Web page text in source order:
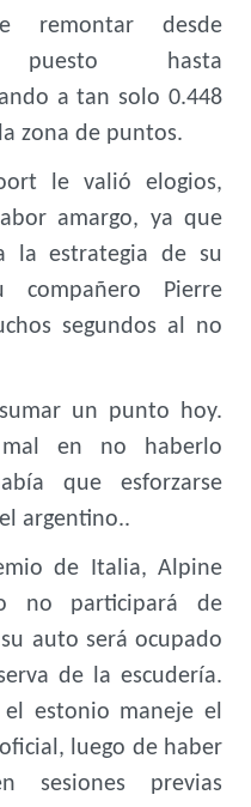
remontar desde
hasta
a tan solo 0.448
zona de puntos.
le valió elogios,
amargo, ya que
la estrategia de su
Pierre
segundos al no
un punto hoy.
en no haberlo
que esforzarse
argentino..
de Italia, Alpine
no participará de
auto será ocupado
de la escudería.
estonio maneje el
luego de haber
sesiones previas